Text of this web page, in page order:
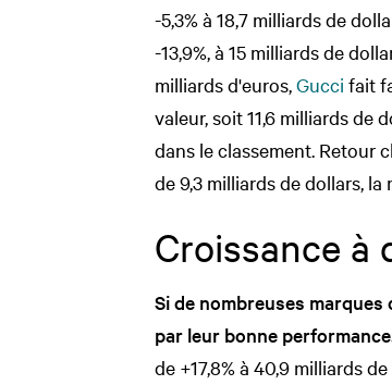
-5,3% à 18,7 milliards de
-13,9%, à 15 milliards de
milliards d'euros, Gucci fait
valeur, soit 11,6 milliards de
dans le classement. Retour
de 9,3 milliards de dollars, la
Croissance à
Si de nombreuses
par leur bonne
de +17,8% à 40,9 milliards